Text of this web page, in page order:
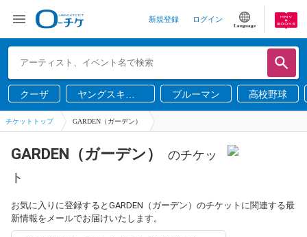
新規登録 ログイン
Language
クーザ
ヤングスキニ
ー
ブルーマン 高校野球
チケットトップ GARDEN（ガーデン）
GARDEN（ガーデン）
のチケッ
ト
お気に入りに登録するとGARDEN（ガーデン）のチケットに関連する最
新情報をメールでお届けいたします。